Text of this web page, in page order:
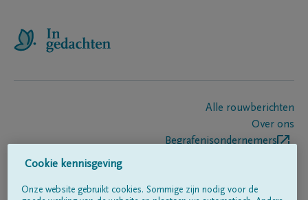
Alle rouwberichten
Over ons
Begrafenisondernemers
Cookie kennisgeving
Onze website gebruikt cookies. Sommige zijn nodig voor de